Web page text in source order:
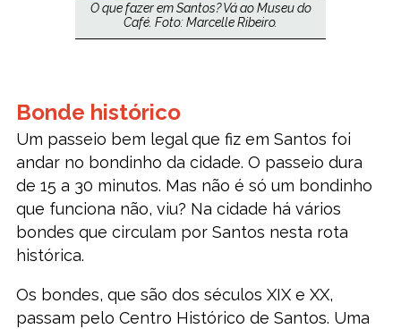
O que fazer em Santos? Vá ao Museu do
Café. Foto: Marcelle Ribeiro.
Bonde histórico
Um passeio bem legal que fiz em Santos foi
andar no bondinho da cidade. O passeio dura
de 15 a 30 minutos. Mas não é só um bondinho
que funciona não, viu? Na cidade há vários
bondes que circulam por Santos nesta rota
histórica.
Os bondes, que são dos séculos XIX e XX,
passam pelo Centro Histórico de Santos. Uma